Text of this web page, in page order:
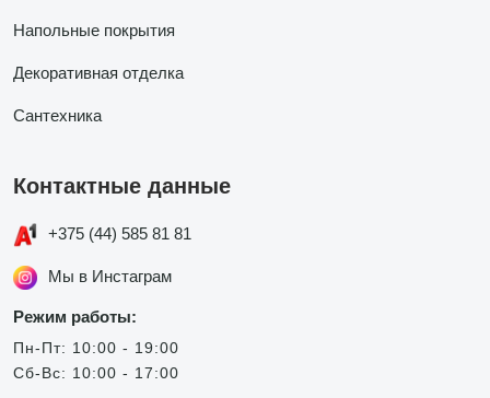
Напольные покрытия
Декоративная отделка
Сантехника
Контактные данные
+375 (44) 585 81 81
Мы в Инстаграм
Режим работы:
Пн-Пт: 10:00 - 19:00
Сб-Вс: 10:00 - 17:00